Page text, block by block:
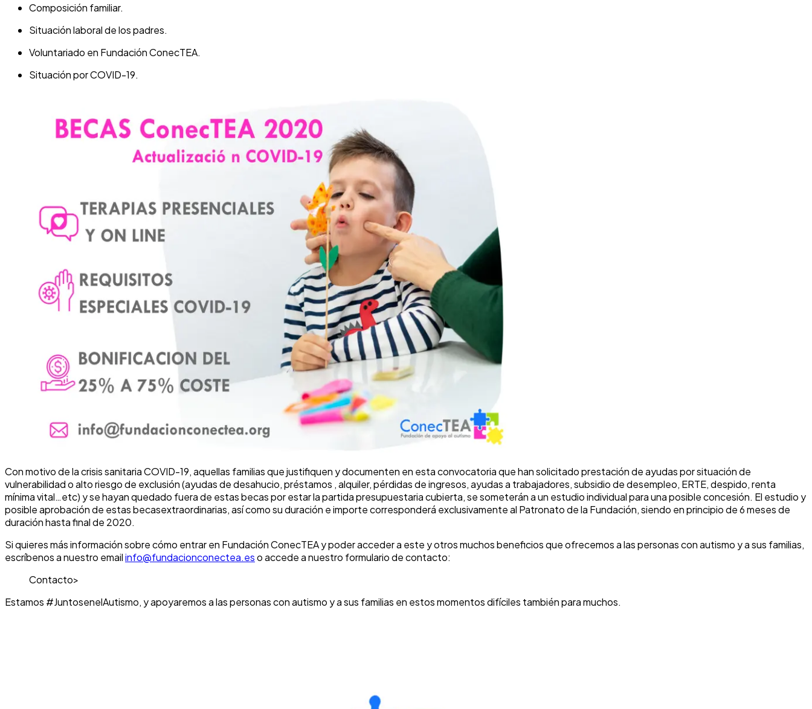
Composición familiar.
Situación laboral de los padres.
Voluntariado en Fundación ConecTEA.
Situación por COVID-19.
Con motivo de la crisis sanitaria COVID-19, aquellas familias que justifiquen y documenten en esta convocatoria que han solicitado prestación de ayudas por situación de
vulnerabilidad o alto riesgo de exclusión (ayudas de desahucio, préstamos , alquiler, pérdidas de ingresos, ayudas a trabajadores, subsidio de desempleo, ERTE, despido, renta
mínima vital…etc) y se hayan quedado fuera de estas becas por estar la partida presupuestaria cubierta, se someterán a un estudio individual para una posible concesión. El estudio y
posible aprobación de estas becasextraordinarias, así como su duración e importe corresponderá exclusivamente al Patronato de la Fundación, siendo en principio de 6 meses de
duración hasta final de 2020.
Si quieres más información sobre cómo entrar en Fundación ConecTEA y poder acceder a este y otros muchos beneficios que ofrecemos a las personas con autismo y a sus familias,
escríbenos a nuestro emailinfo@fundacionconectea.eso accede a nuestro formulario de contacto:
Contacto>
Estamos #JuntosenelAutismo, y apoyaremos a las personas con autismo y a sus familias en estos momentos difíciles también para muchos.